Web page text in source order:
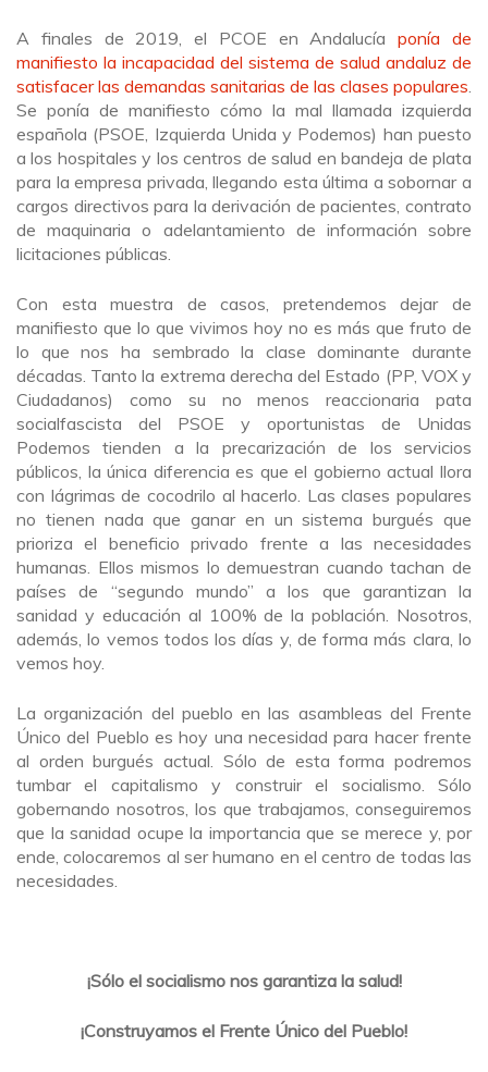
A finales de 2019, el PCOE en Andalucíaponía de
manifiesto la incapacidad del sistema de salud andaluz de
satisfacer las demandas sanitarias de las clases populares
Se ponía de manifiesto cómo la mal llamada izquierda
española (PSOE, Izquierda Unida y Podemos) han puesto
a los hospitales y los centros de salud en bandeja de plata
para la empresa privada, llegando esta última a sobornar a
cargos directivos para la derivación de pacientes, contrato
de maquinaria o adelantamiento de información sobre
licitaciones públicas.
Con esta muestra de casos, pretendemos dejar de
manifiesto que lo que vivimos hoy no es más que fruto de
lo que nos ha sembrado la clase dominante durante
décadas. Tanto la extrema derecha del Estado (PP, VOX y
Ciudadanos) como su no menos reaccionaria pata
socialfascista del PSOE y oportunistas de Unidas
Podemos tienden a la precarización de los servicios
públicos, la única diferencia es que el gobierno actual llora
con lágrimas de cocodrilo al hacerlo. Las clases populares
no tienen nada que ganar en un sistema burgués que
prioriza el beneficio privado frente a las necesidades
humanas. Ellos mismos lo demuestran cuando tachan de
países de “segundo mundo” a los que garantizan la
sanidad y educación al 100% de la población. Nosotros,
además, lo vemos todos los días y, de forma más clara, lo
vemos hoy.
La organización del pueblo en las asambleas del Frente
Único del Pueblo es hoy una necesidad para hacer frente
al orden burgués actual. Sólo de esta forma podremos
tumbar el capitalismo y construir el socialismo. Sólo
gobernando nosotros, los que trabajamos, conseguiremos
que la sanidad ocupe la importancia que se merece y, por
ende, colocaremos al ser humano en el centro de todas las
necesidades.
¡Sólo el socialismo nos garantiza la salud!
¡Construyamos el Frente Único del Pueblo!